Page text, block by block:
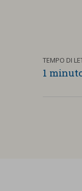
TEMPO DI
1